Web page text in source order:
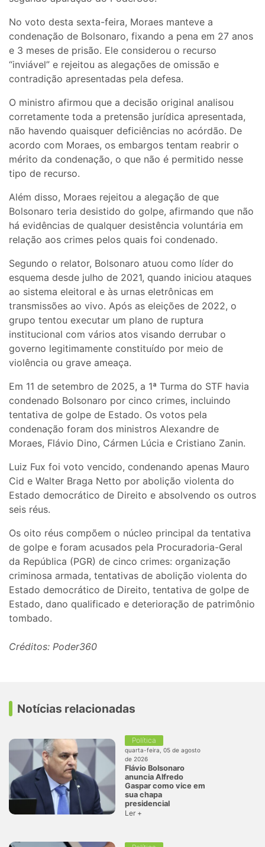
No voto desta sexta-feira, Moraes manteve a
condenação de Bolsonaro, fixando a pena em 27 anos
e 3 meses de prisão. Ele considerou o recurso
“inviável” e rejeitou as alegações de omissão e
contradição apresentadas pela defesa.
O ministro afirmou que a decisão original analisou
corretamente toda a pretensão jurídica apresentada,
não havendo quaisquer deficiências no acórdão. De
acordo com Moraes, os embargos tentam reabrir o
mérito da condenação, o que não é permitido nesse
tipo de recurso.
Além disso, Moraes rejeitou a alegação de que
Bolsonaro teria desistido do golpe, afirmando que não
há evidências de qualquer desistência voluntária em
relação aos crimes pelos quais foi condenado.
Segundo o relator, Bolsonaro atuou como líder do
esquema desde julho de 2021, quando iniciou ataques
ao sistema eleitoral e às urnas eletrônicas em
transmissões ao vivo. Após as eleições de 2022, o
grupo tentou executar um plano de ruptura
institucional com vários atos visando derrubar o
governo legitimamente constituído por meio de
violência ou grave ameaça.
Em 11 de setembro de 2025, a 1ª Turma do STF havia
condenado Bolsonaro por cinco crimes, incluindo
tentativa de golpe de Estado. Os votos pela
condenação foram dos ministros Alexandre de
Moraes, Flávio Dino, Cármen Lúcia e Cristiano Zanin.
Luiz Fux foi voto vencido, condenando apenas Mauro
Cid e Walter Braga Netto por abolição violenta do
Estado democrático de Direito e absolvendo os outros
seis réus.
Os oito réus compõem o núcleo principal da tentativa
de golpe e foram acusados pela Procuradoria-Geral
da República (PGR) de cinco crimes: organização
criminosa armada, tentativas de abolição violenta do
Estado democrático de Direito, tentativa de golpe de
Estado, dano qualificado e deterioração de patrimônio
tombado.
Créditos: Poder360
Notícias relacionadas
Política
quarta-feira, 05 de agosto
de 2026
Flávio Bolsonaro
anuncia Alfredo
Gaspar como vice em
sua chapa
presidencial
Ler +